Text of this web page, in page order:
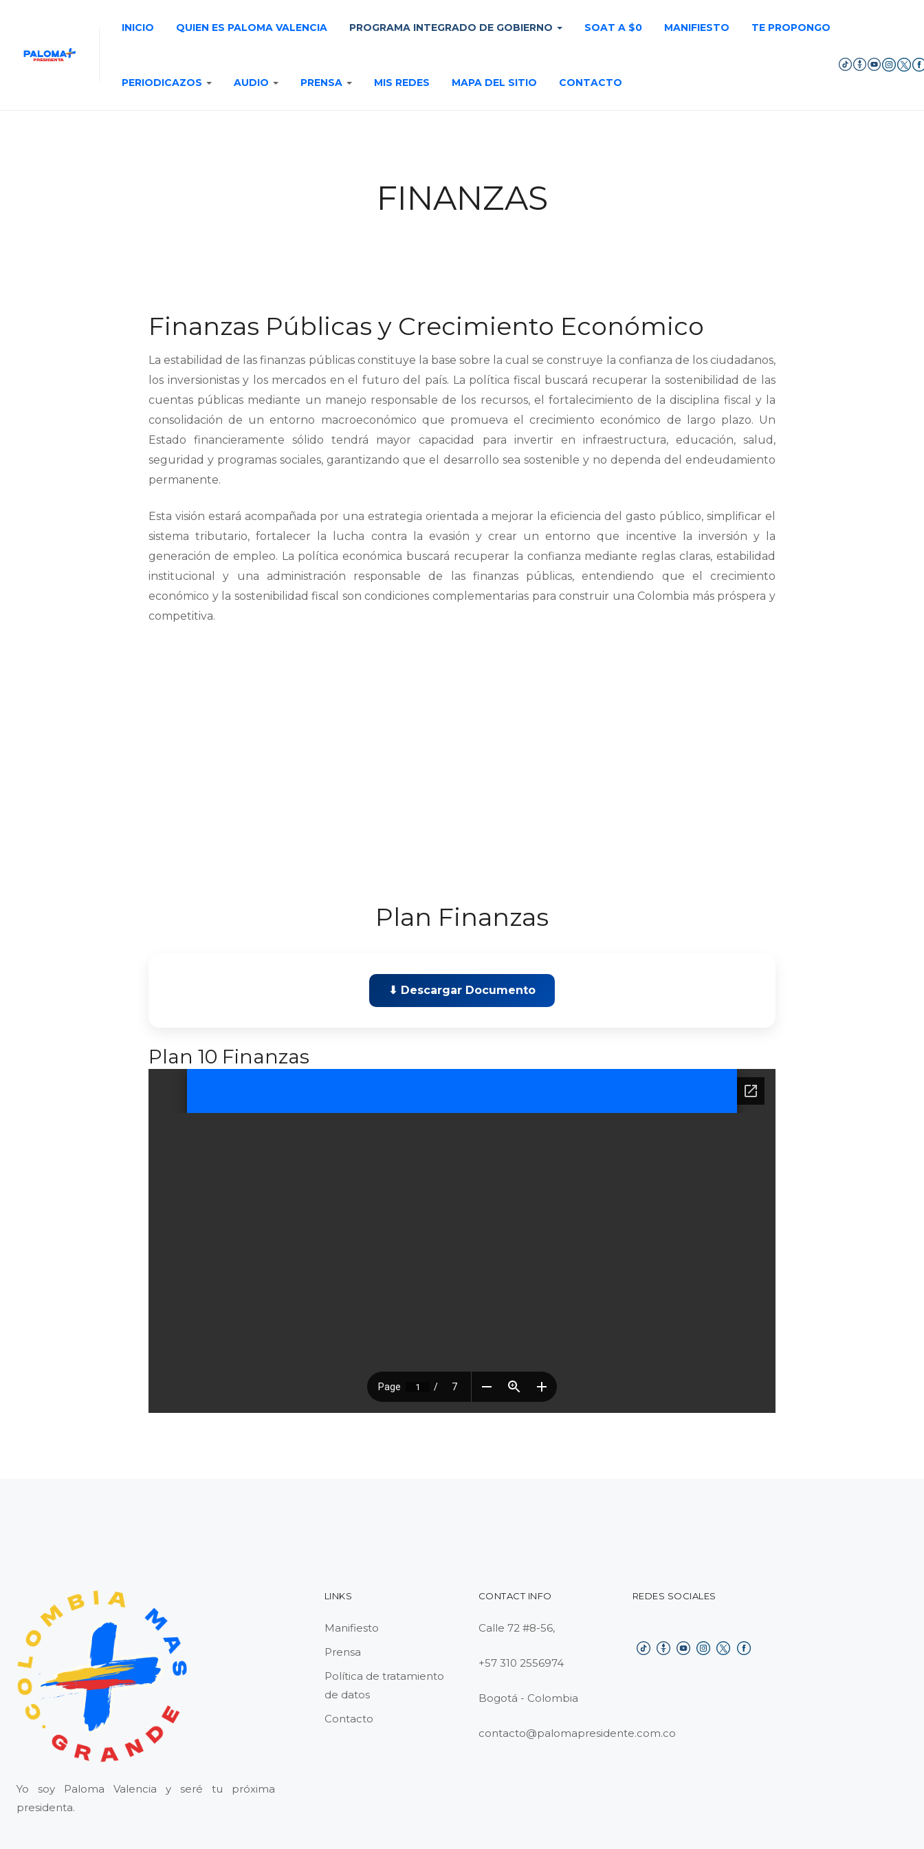
INICIO QUIEN ES PALOMA VALENCIA PROGRAMA INTEGRADO DE GOBIERNO SOAT A $0 MANIFIESTO TE PROPONGO
PERIODICAZOS AUDIO PRENSA MIS REDES MAPA DEL SITIO CONTACTO
FINANZAS
Finanzas Públicas y Crecimiento Económico
La estabilidad de las finanzas públicas constituye la base sobre la cual se construye la confianza de los ciudadanos,
los inversionistas y los mercados en el futuro del país. La política fiscal buscará recuperar la sostenibilidad de las
cuentas públicas mediante un manejo responsable de los recursos, el fortalecimiento de la disciplina fiscal y la
consolidación de un entorno macroeconómico que promueva el crecimiento económico de largo plazo. Un
Estado financieramente sólido tendrá mayor capacidad para invertir en infraestructura, educación, salud,
seguridad y programas sociales, garantizando que el desarrollo sea sostenible y no dependa del endeudamiento
permanente.
Esta visión estará acompañada por una estrategia orientada a mejorar la eficiencia del gasto público, simplificar el
sistema tributario, fortalecer la lucha contra la evasión y crear un entorno que incentive la inversión y la
generación de empleo. La política económica buscará recuperar la confianza mediante reglas claras, estabilidad
institucional y una administración responsable de las finanzas públicas, entendiendo que el crecimiento
económico y la sostenibilidad fiscal son condiciones complementarias para construir una Colombia más próspera y
competitiva.
Plan Finanzas
⬇ Descargar Documento
Plan 10 Finanzas
Yo soy Paloma Valencia y seré tu próxima
presidenta.
LINKS
Manifiesto
Prensa
Política de tratamiento
de datos
Contacto
CONTACT INFO
Calle 72 #8-56,
+57 310 2556974
Bogotá - Colombia
contacto@palomapresidente.com.co
REDES SOCIALES